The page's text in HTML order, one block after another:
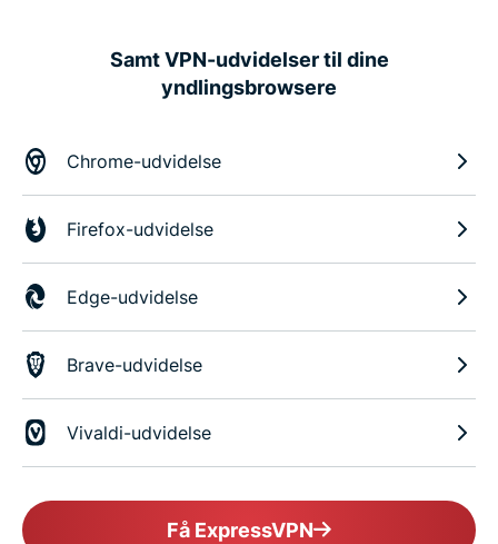
Samt VPN-udvidelser til dine
yndlingsbrowsere
Chrome-udvidelse
Firefox-udvidelse
Edge-udvidelse
Brave-udvidelse
Vivaldi-udvidelse
Få ExpressVPN